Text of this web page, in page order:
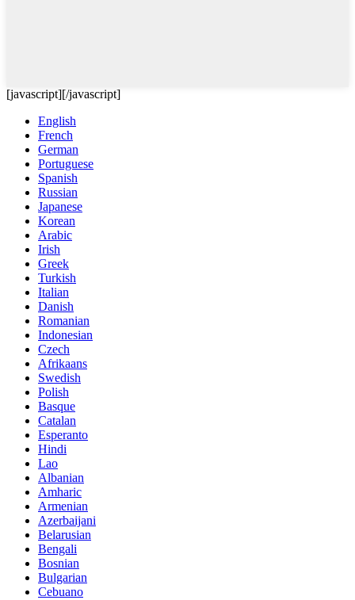
[javascript][/javascript]
English
French
German
Portuguese
Spanish
Russian
Japanese
Korean
Arabic
Irish
Greek
Turkish
Italian
Danish
Romanian
Indonesian
Czech
Afrikaans
Swedish
Polish
Basque
Catalan
Esperanto
Hindi
Lao
Albanian
Amharic
Armenian
Azerbaijani
Belarusian
Bengali
Bosnian
Bulgarian
Cebuano